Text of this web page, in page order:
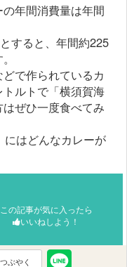
年間消費量は年間
すると、年間約225
で作られているカ
ルトで「横須賀海
ぜひ一度食べてみ
はどんなカレーが
この記事が気に入ったら
いいねしよう！
つぶやく